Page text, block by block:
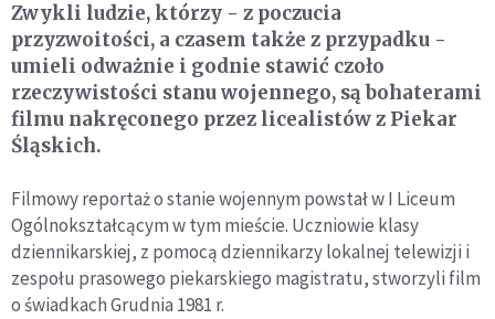
Zwykli ludzie, którzy - z poczucia
przyzwoitości, a czasem także z przypadku -
umieli odważnie i godnie stawić czoło
rzeczywistości stanu wojennego, są bohaterami
filmu nakręconego przez licealistów z Piekar
Śląskich.
Filmowy reportaż o stanie wojennym powstał w I Liceum
Ogólnokształcącym w tym mieście. Uczniowie klasy
dziennikarskiej, z pomocą dziennikarzy lokalnej telewizji i
zespołu prasowego piekarskiego magistratu, stworzyli film
o świadkach Grudnia 1981 r.